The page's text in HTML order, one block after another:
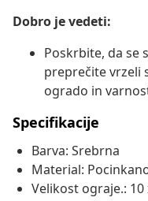
Dobro je vedeti:
Poskrbite, da se
preprečite vrzeli
ogrado in
Specifikacije
Barva: Srebrna
Material:
Velikost ograje.: 10